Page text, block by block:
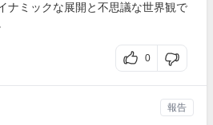
ナミックな展開と不思議な世界観で
0
報告